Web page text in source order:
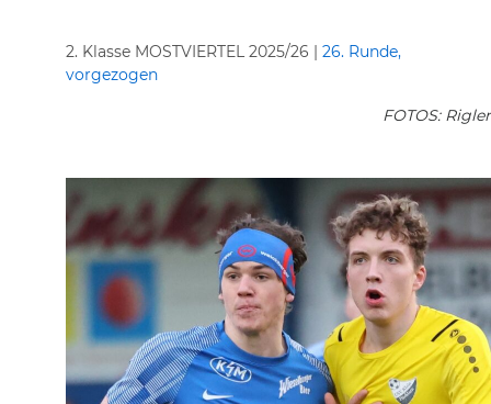
2. Klasse MOSTVIERTEL 2025/26 | 26. Runde,
vorgezogen
FOTOS: Rigler